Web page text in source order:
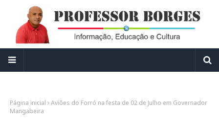
Página inicial
Aviões do Forró na festa de 02 de Julho em Governador
Mangabeira